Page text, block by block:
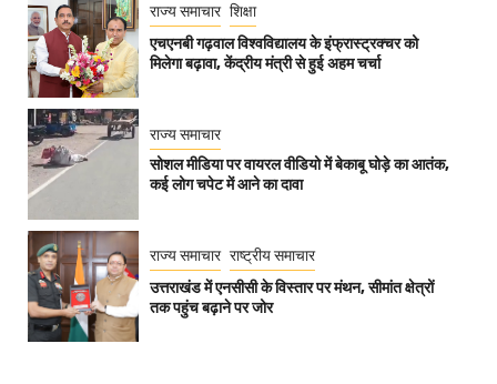
राज्य समाचार शिक्षा
एचएनबी गढ़वाल विश्वविद्यालय के इंफ्रास्ट्रक्चर को
मिलेगा बढ़ावा, केंद्रीय मंत्री से हुई अहम चर्चा
राज्य समाचार
सोशल मीडिया पर वायरल वीडियो में बेकाबू घोड़े का आतंक,
कई लोग चपेट में आने का दावा
राज्य समाचार राष्ट्रीय समाचार
उत्तराखंड में एनसीसी के विस्तार पर मंथन, सीमांत क्षेत्रों
तक पहुंच बढ़ाने पर जोर